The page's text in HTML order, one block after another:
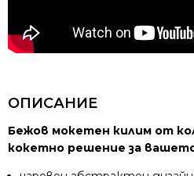
ОПИСАНИЕ
Бежов мокетен килим от
кокетно решение за